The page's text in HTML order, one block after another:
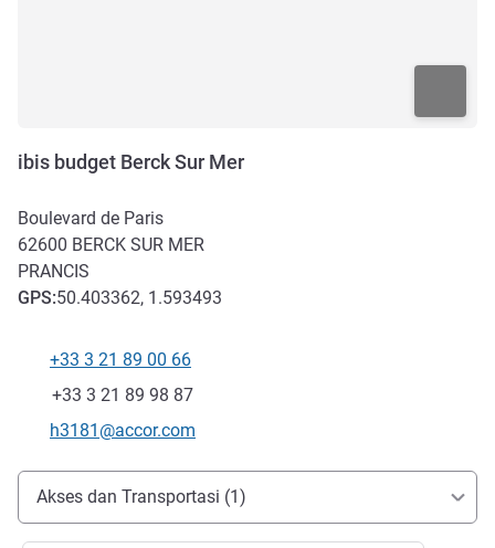
ibis budget Berck Sur Mer
Boulevard de Paris
62600 BERCK SUR MER
PRANCIS
GPS:50.403362, 1.593493
Telepon
+33 3 21 89 00 66
Fax
+33 3 21 89 98 87
Email kontak
h3181@accor.com
Akses dan Transportasi
Akses dan Transportasi (1)